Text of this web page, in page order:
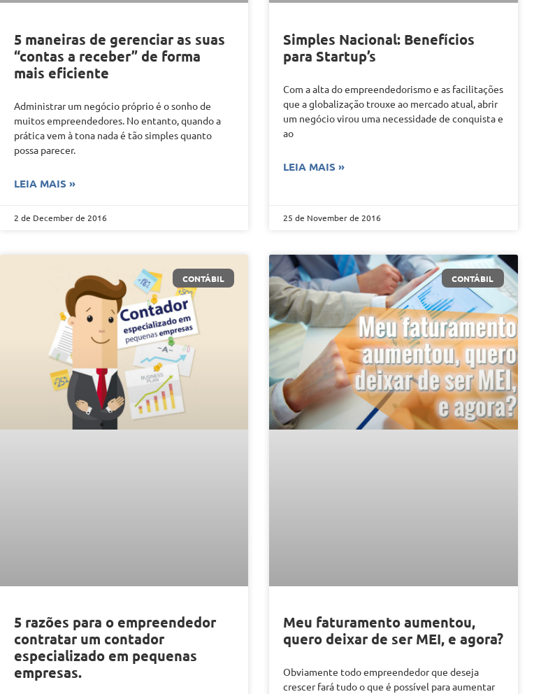
5 maneiras de gerenciar as suas
“contas a receber” de forma
mais eficiente
Administrar um negócio próprio é o sonho de
muitos empreendedores. No entanto, quando a
prática vem à tona nada é tão simples quanto
possa parecer.
LEIA MAIS »
2 de December de 2016
Simples Nacional: Benefícios
para Startup’s
Com a alta do empreendedorismo e as facilitações
que a globalização trouxe ao mercado atual, abrir
um negócio virou uma necessidade de conquista e
ao
LEIA MAIS »
25 de November de 2016
CONTÁBIL
5 razões para o empreendedor
contratar um contador
especializado em pequenas
empresas.
CONTÁBIL
Meu faturamento aumentou,
quero deixar de ser MEI, e agora?
Obviamente todo empreendedor que deseja
crescer fará tudo o que é possível para aumentar